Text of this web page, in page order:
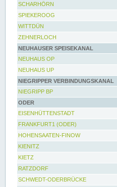
SCHARHÖRN
SPIEKEROOG
WITTDÜN
ZEHNERLOCH
NEUHAUSER SPEISEKANAL
NEUHAUS OP
NEUHAUS UP
NIEGRIPPER VERBINDUNGSKANAL
NIEGRIPP BP
ODER
EISENHÜTTENSTADT
FRANKFURT1 (ODER)
HOHENSAATEN-FINOW
KIENITZ
KIETZ
RATZDORF
SCHWEDT-ODERBRÜCKE